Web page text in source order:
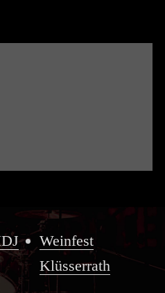
Weinfest
Klüsserrath